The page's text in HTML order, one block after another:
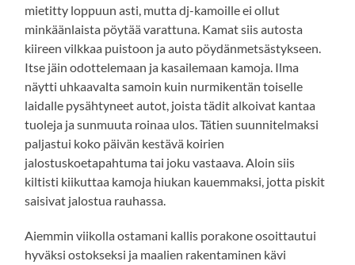
mietitty loppuun asti, mutta dj-kamoille ei ollut
minkäänlaista pöytää varattuna. Kamat siis autosta
kiireen vilkkaa puistoon ja auto pöydänmetsästykseen.
Itse jäin odottelemaan ja kasailemaan kamoja. Ilma
näytti uhkaavalta samoin kuin nurmikentän toiselle
laidalle pysähtyneet autot, joista tädit alkoivat kantaa
tuoleja ja sunmuuta roinaa ulos. Tätien suunnitelmaksi
paljastui koko päivän kestävä koirien
jalostuskoetapahtuma tai joku vastaava. Aloin siis
kiltisti kiikuttaa kamoja hiukan kauemmaksi, jotta piskit
saisivat jalostua rauhassa.
Aiemmin viikolla ostamani kallis porakone osoittautui
hyväksi ostokseksi ja maalien rakentaminen kävi